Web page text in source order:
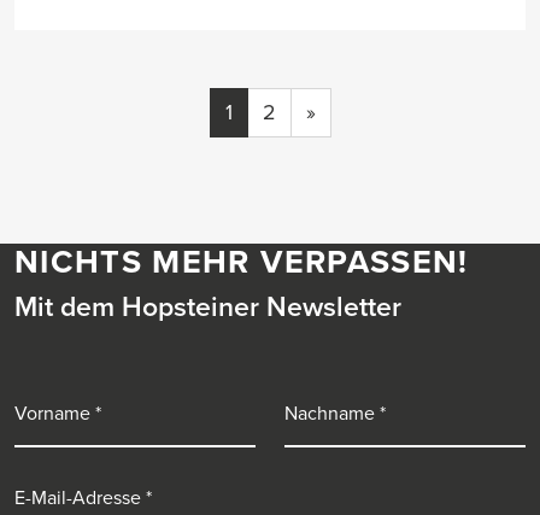
1 2 »
NICHTS MEHR VERPASSEN!
Mit dem Hopsteiner Newsletter